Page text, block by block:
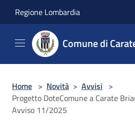
Regione Lombardia
Comune di
Home > Novità > Avvisi >
Progetto DoteComune a Carate
Avviso 11/2025